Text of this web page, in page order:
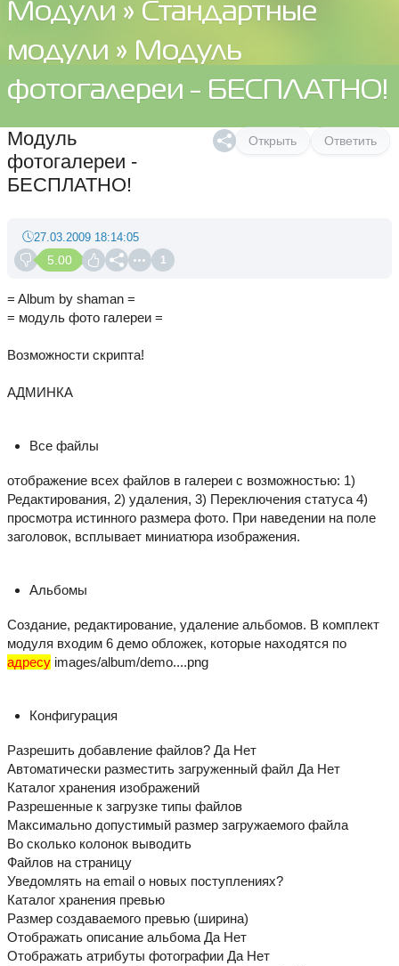
Модули » Стандартные
модули » Модуль
фотогалереи - БЕСПЛАТНО!
Открыть Ответить
Модуль
фотогалереи -
БЕСПЛАТНО!
5.00 1
27.03.2009 18:14:05
= Album by shaman =
= модуль фото галереи =
Возможности скрипта!
АДМИНКА
Все файлы
отображение всех файлов в галереи с возможностью: 1)
Редактирования, 2) удаления, 3) Переключения статуса 4)
просмотра истинного размера фото. При наведении на поле
заголовок, всплывает миниатюра изображения.
Альбомы
Создание, редактирование, удаление альбомов. В комплект
модуля входим 6 демо обложек, которые находятся по
адресу images/album/demo....png
Конфигурация
Разрешить добавление файлов? Да Нет
Автоматически разместить загруженный файл Да Нет
Каталог хранения изображений
Разрешенные к загрузке типы файлов
Максимально допустимый размер загружаемого файла
Во сколько колонок выводить
Файлов на страницу
Уведомлять на email о новых поступлениях?
Каталог хранения превью
Размер создаваемого превью (ширина)
Отображать описание альбома Да Нет
Отображать атрибуты фотографии Да Нет